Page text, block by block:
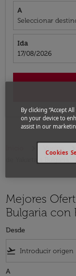
A
Seleccionar
Ida
fc-booking-
17/08/2026
Vuelos
Mejores
Bulgaria con
Desde
flight_takeoff
A
By clicking “Accept
on your device to
assist in our
Cookies